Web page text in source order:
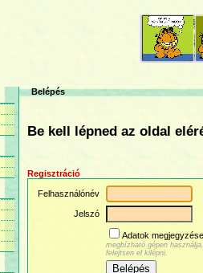
Belépés
Be kell lépned az oldal
Regisztráció
Felhasználónév
Jelszó
Adatok
megbízható gépen
felejtsen el kilépni.